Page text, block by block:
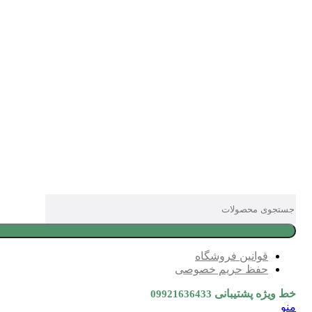
قوانین فروشگاه
حفظ حریم خصوصی
خط ویژه پشتیبانی 09921636433
منو